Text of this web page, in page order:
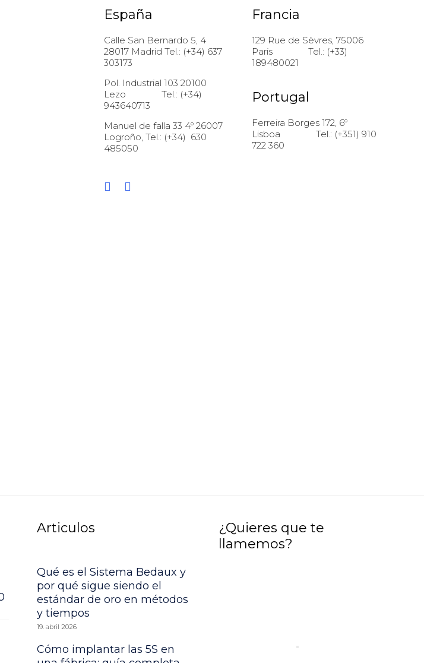
España
Calle San Bernardo 5, 4
28017 Madrid Tel.: (+34) 637
303173
Pol. Industrial 103 20100
Lezo Tel.: (+34)
943640713
Manuel de falla 33 4º 26007
Logroño, Tel.: (+34) 630
485050
Francia
129 Rue de Sèvres, 75006
Paris Tel.: (+33)
189480021
Portugal
Ferreira Borges 172, 6º
Lisboa Tel.: (+351) 910
722 360
Articulos
Qué es el Sistema Bedaux y
por qué sigue siendo el
estándar de oro en métodos
y tiempos
19. abril 2026
Cómo implantar las 5S en
¿Quieres que te
llamemos?